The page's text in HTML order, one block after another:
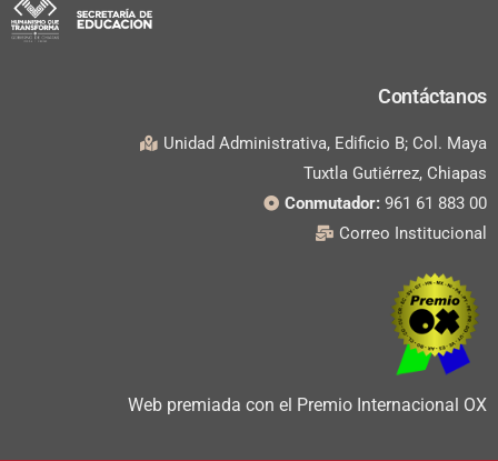
Contáctanos
Unidad Administrativa, Edificio B; Col. Maya
Tuxtla Gutiérrez, Chiapas
Conmutador: 961 61 883 00
Correo Institucional
Web premiada con el Premio Internacional OX